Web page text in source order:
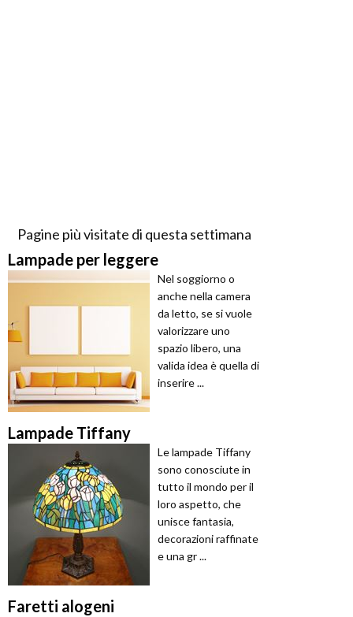
Pagine più visitate di questa settimana
Lampade per leggere
Nel soggiorno o
anche nella camera
da letto, se si vuole
valorizzare uno
spazio libero, una
valida idea è quella di
inserire ...
Lampade Tiffany
Le lampade Tiffany
sono conosciute in
tutto il mondo per il
loro aspetto, che
unisce fantasia,
decorazioni raffinate
e una gr ...
Faretti alogeni